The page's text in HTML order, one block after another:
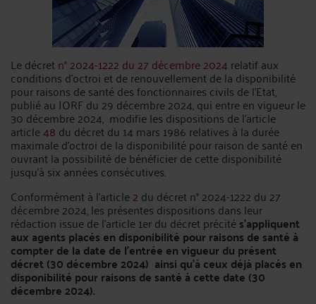
Le décretn° 2024-1222 du 27 décembre 2024 relatif aux
conditions d'octroi et de renouvellement de la disponibilité
pour raisons de santé des fonctionnaires civils de l'Etat,
publié au JORF du 29 décembre 2024, qui entre en vigueur le
30 décembre 2024, modifie les dispositions de l’article
article48 du décret du 14 mars 1986 relatives à la durée
maximale d'octroi de la disponibilité pour raison de santé en
ouvrant la possibilité de bénéficier de cette disponibilité
jusqu'à six années consécutives.
Conformément à l'article2 du décret n° 2024-1222 du 27
décembre 2024, les présentes dispositions dans leur
rédaction issue de l'article 1er du décret précités'appliquent
aux agents placés en disponibilité pour raisons de santé à
compter de la date de l'entrée en vigueur du présent
décret (30 décembre 2024) ainsi qu'à ceux déjà placés en
disponibilité pour raisons de santé à cette date (30
décembre 2024).